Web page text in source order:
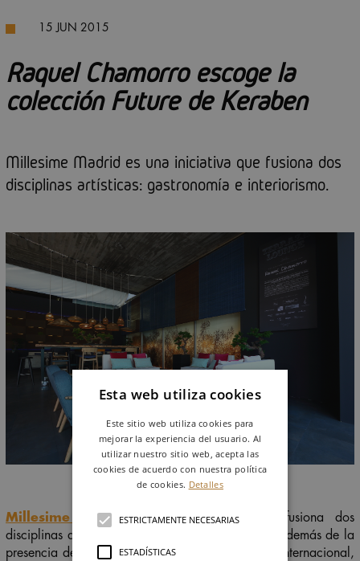
15 JUN 2015
Raquel Chamorro escoge la
colección Future de Keraben
Millesime Madrid es una iniciativa que fusiona dos
disciplinas artísticas: gastronomía e interiorismo.
Millesime Madrid
es una iniciativa que fusiona dos
disciplinas artísticas: gastronomía e interiorismo. Además de la
presencia de relevantes figuras de la alta cocina internacional,
Esta web utiliza cookies
Este sitio web utiliza cookies para
mejorar la experiencia del usuario. Al
utilizar nuestro sitio web, acepta las
cookies de acuerdo con nuestra política
de cookies. Detalles
ESTRICTAMENTE NECESARIAS
ESTADÍSTICAS